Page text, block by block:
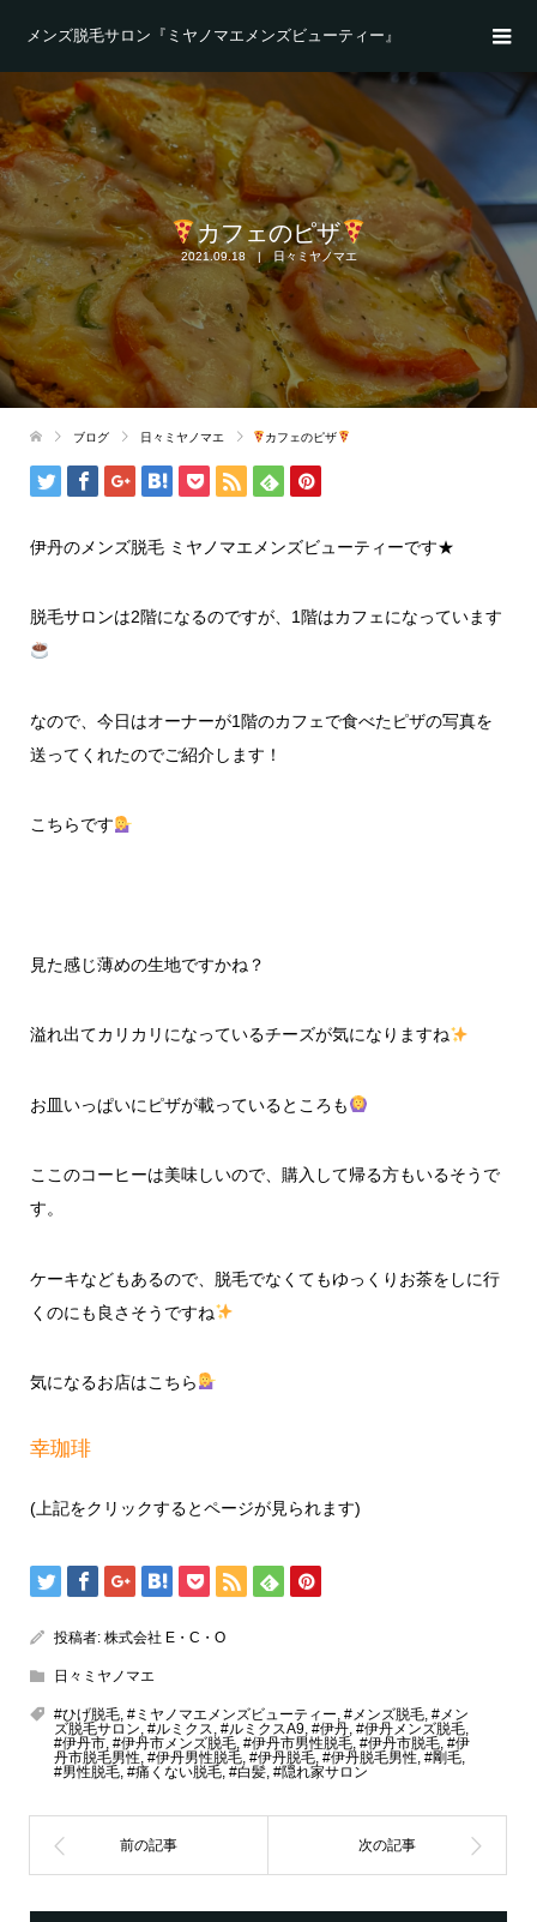
メンズ脱毛サロン『ミヤノマエメンズビューティー』
カフェのピザ
2021.09.18 日々ミヤノマエ
ブログ 日々ミヤノマエ カフェのピザ
伊丹のメンズ脱毛 ミヤノマエメンズビューティーです★
脱毛サロンは2階になるのですが、1階はカフェになっています
なので、今日はオーナーが1階のカフェで食べたピザの写真を
送ってくれたのでご紹介します！
こちらです
見た感じ薄めの生地ですかね？
溢れ出てカリカリになっているチーズが気になりますね
お皿いっぱいにピザが載っているところも
ここのコーヒーは美味しいので、購入して帰る方もいるそうで
す。
ケーキなどもあるので、脱毛でなくてもゆっくりお茶をしに行
くのにも良さそうですね
気になるお店はこちら
幸珈琲
(上記をクリックするとページが見られます)
投稿者: 株式会社 E・C・O
日々ミヤノマエ
#ひげ脱毛, #ミヤノマエメンズビューティー, #メンズ脱毛, #メン
ズ脱毛サロン, #ルミクス, #ルミクスA9, #伊丹, #伊丹メンズ脱毛,
#伊丹市, #伊丹市メンズ脱毛, #伊丹市男性脱毛, #伊丹市脱毛, #伊
丹市脱毛男性, #伊丹男性脱毛, #伊丹脱毛, #伊丹脱毛男性, #剛毛,
#男性脱毛, #痛くない脱毛, #白髪, #隠れ家サロン